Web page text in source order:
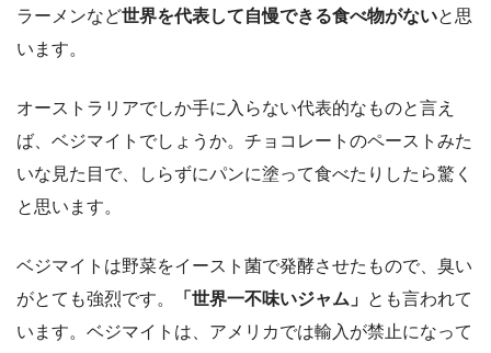
ラーメンなど世界を代表して自慢できる食べ物がないと思
います。
オーストラリアでしか手に入らない代表的なものと言え
ば、ベジマイトでしょうか。チョコレートのペーストみた
いな見た目で、しらずにパンに塗って食べたりしたら驚く
と思います。
ベジマイトは野菜をイースト菌で発酵させたもので、臭い
がとても強烈です。
「世界一不味いジャム」 とも言われて
います。ベジマイトは、アメリカでは輸入が禁止になって